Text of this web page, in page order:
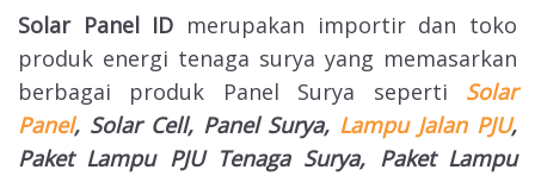
Solar Panel ID merupakan importir dan toko
produk energi tenaga surya yang memasarkan
berbagai produk Panel Surya seperti Solar
Panel, Solar Cell, Panel Surya, Lampu Jalan PJU,
Paket Lampu PJU Tenaga Surya, Paket Lampu